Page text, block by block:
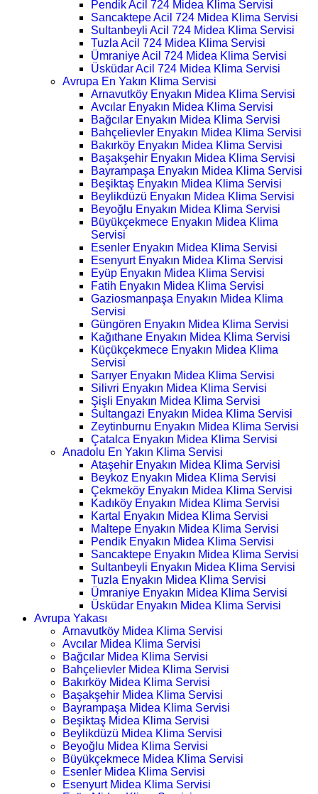
Pendik Acil 724 Midea Klima Servisi
Sancaktepe Acil 724 Midea Klima Servisi
Sultanbeyli Acil 724 Midea Klima Servisi
Tuzla Acil 724 Midea Klima Servisi
Ümraniye Acil 724 Midea Klima Servisi
Üsküdar Acil 724 Midea Klima Servisi
Avrupa En Yakın Klima Servisi
Arnavutköy Enyakın Midea Klima Servisi
Avcılar Enyakın Midea Klima Servisi
Bağcılar Enyakın Midea Klima Servisi
Bahçelievler Enyakın Midea Klima Servisi
Bakırköy Enyakın Midea Klima Servisi
Başakşehir Enyakın Midea Klima Servisi
Bayrampaşa Enyakın Midea Klima Servisi
Beşiktaş Enyakın Midea Klima Servisi
Beylikdüzü Enyakın Midea Klima Servisi
Beyoğlu Enyakın Midea Klima Servisi
Büyükçekmece Enyakın Midea Klima
Servisi
Esenler Enyakın Midea Klima Servisi
Esenyurt Enyakın Midea Klima Servisi
Eyüp Enyakın Midea Klima Servisi
Fatih Enyakın Midea Klima Servisi
Gaziosmanpaşa Enyakın Midea Klima
Servisi
Güngören Enyakın Midea Klima Servisi
Kağıthane Enyakın Midea Klima Servisi
Küçükçekmece Enyakın Midea Klima
Servisi
Sarıyer Enyakın Midea Klima Servisi
Silivri Enyakın Midea Klima Servisi
Şişli Enyakın Midea Klima Servisi
Sultangazi Enyakın Midea Klima Servisi
Zeytinburnu Enyakın Midea Klima Servisi
Çatalca Enyakın Midea Klima Servisi
Anadolu En Yakın Klima Servisi
Ataşehir Enyakın Midea Klima Servisi
Beykoz Enyakın Midea Klima Servisi
Çekmeköy Enyakın Midea Klima Servisi
Kadıköy Enyakın Midea Klima Servisi
Kartal Enyakın Midea Klima Servisi
Maltepe Enyakın Midea Klima Servisi
Pendik Enyakın Midea Klima Servisi
Sancaktepe Enyakın Midea Klima Servisi
Sultanbeyli Enyakın Midea Klima Servisi
Tuzla Enyakın Midea Klima Servisi
Ümraniye Enyakın Midea Klima Servisi
Üsküdar Enyakın Midea Klima Servisi
Avrupa Yakası
Arnavutköy Midea Klima Servisi
Avcılar Midea Klima Servisi
Bağcılar Midea Klima Servisi
Bahçelievler Midea Klima Servisi
Bakırköy Midea Klima Servisi
Başakşehir Midea Klima Servisi
Bayrampaşa Midea Klima Servisi
Beşiktaş Midea Klima Servisi
Beylikdüzü Midea Klima Servisi
Beyoğlu Midea Klima Servisi
Büyükçekmece Midea Klima Servisi
Esenler Midea Klima Servisi
Esenyurt Midea Klima Servisi